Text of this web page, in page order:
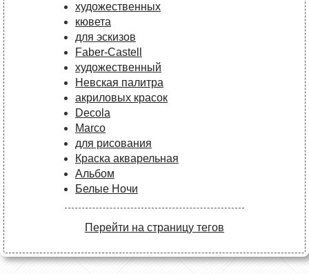
художественных
кювета
для эскизов
Faber-Castell
художественный
Невская палитра
акриловых красок
Decola
Marco
для рисования
Краска акварельная
Альбом
Белые Ночи
Перейти на страницу тегов